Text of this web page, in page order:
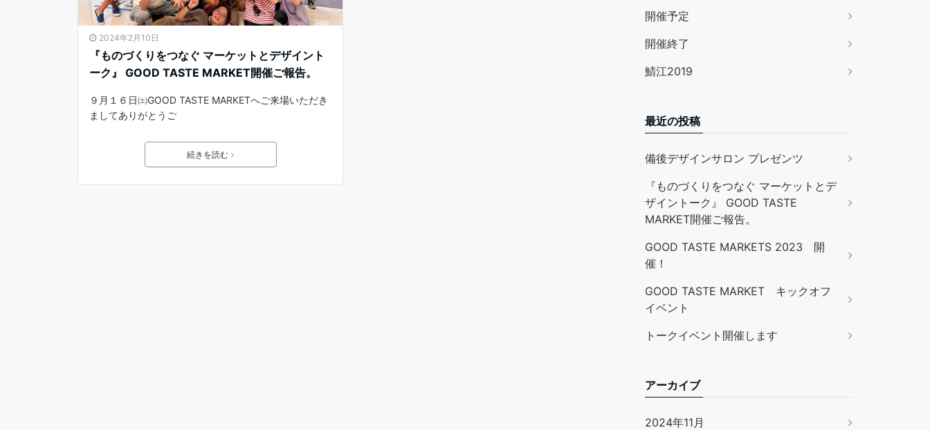
2024年2月10日
『ものづくりをつなぐ マーケットとデザイント
ーク』 GOOD TASTE MARKET開催ご報告。
９月１６日㈯GOOD TASTE MARKETへご来場いただき
ましてありがとうご
続きを読む
開催予定
開催終了
鯖江2019
最近の投稿
備後デザインサロン プレゼンツ
『ものづくりをつなぐ マーケットとデ
ザイントーク』 GOOD TASTE
MARKET開催ご報告。
GOOD TASTE MARKETS 2023 開
催！
GOOD TASTE MARKET キックオフ
イベント
トークイベント開催します
アーカイブ
2024年11月